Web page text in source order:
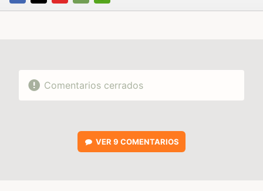
FACEBOOK
TWITTERFLIPBOARD
E-
WHATSAPP
Comentarios cerrados
VER 9 COMENTARIOS